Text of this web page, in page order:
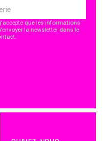
que les informations
la newsletter dans le